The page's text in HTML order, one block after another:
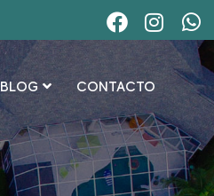
BLOG CONTACTO